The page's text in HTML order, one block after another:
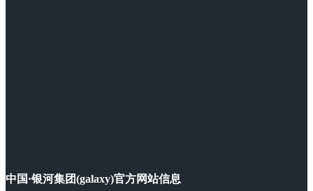
中国·银河集团(galaxy)官方网站信息